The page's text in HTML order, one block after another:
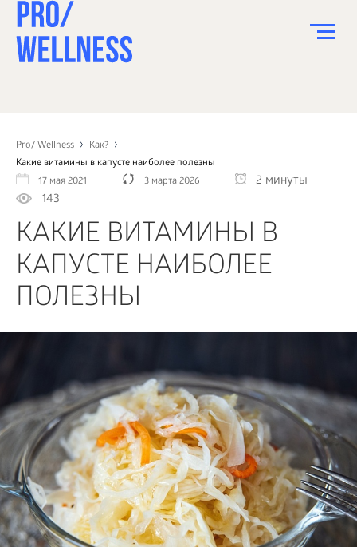
Pro/ Wellness
Как?
Какие витамины в капусте наиболее полезны
17 мая 2021
3 марта 2026
2 минуты
143
КАКИЕ ВИТАМИНЫ В
КАПУСТЕ НАИБОЛЕЕ
ПОЛЕЗНЫ
СПОРТ
ЗДОРОВЬЕ
КРАСОТА
ПСИХОЛОГИЯ
ДЕТИ
ДОМ
КАК?